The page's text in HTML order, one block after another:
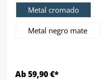
Metal cromado
Metal negro mate
Ab 59,90 €*